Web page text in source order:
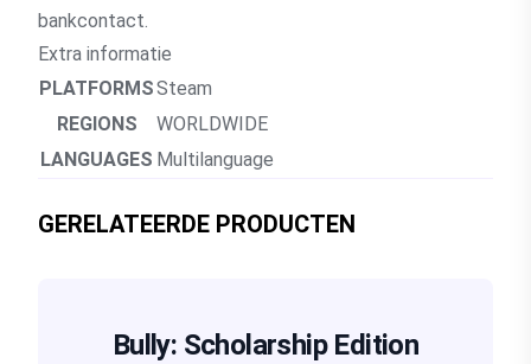
bankcontact.
Extra informatie
PLATFORMSSteam
REGIONS
WORLDWIDE
LANGUAGES Multilanguage
GERELATEERDE PRODUCTEN
Bully: Scholarship Edition